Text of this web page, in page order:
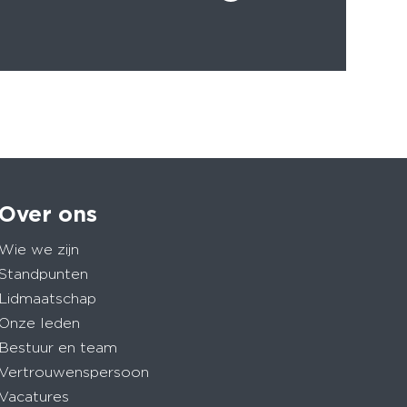
Over ons
Wie we zijn
Standpunten
Lidmaatschap
Onze leden
Bestuur en team
Vertrouwenspersoon
Vacatures